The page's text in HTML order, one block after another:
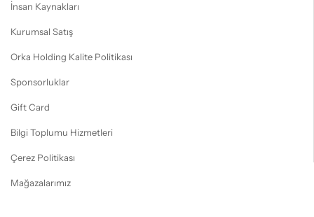
İnsan Kaynakları
Kurumsal Satış
Orka Holding Kalite Politikası
Sponsorluklar
Gift Card
Bilgi Toplumu Hizmetleri
Çerez Politikası
Mağazalarımız